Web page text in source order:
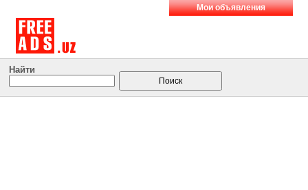
Мои объявления
Найти